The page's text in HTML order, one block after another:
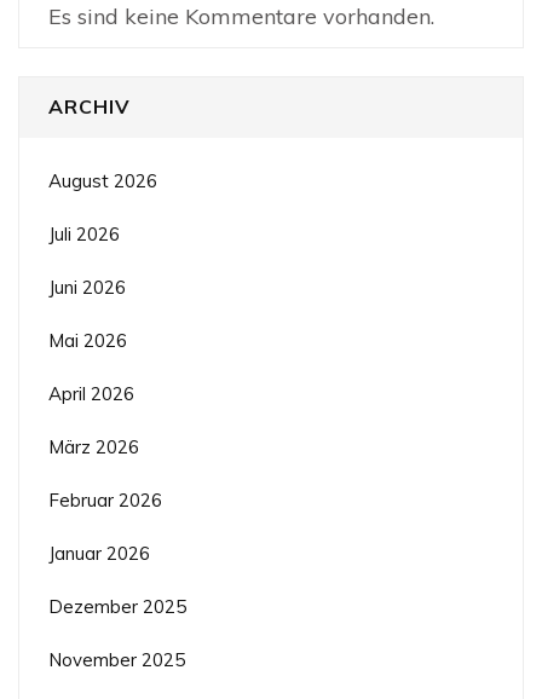
Es sind keine Kommentare vorhanden.
ARCHIV
August 2026
Juli 2026
Juni 2026
Mai 2026
April 2026
März 2026
Februar 2026
Januar 2026
Dezember 2025
November 2025